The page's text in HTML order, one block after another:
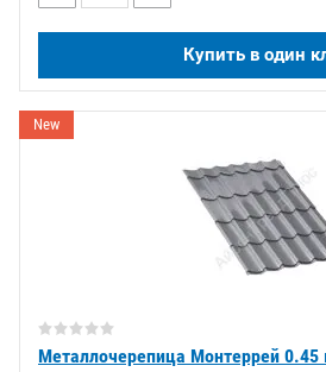
Купить в один
New
Металлочерепица Монтеррей